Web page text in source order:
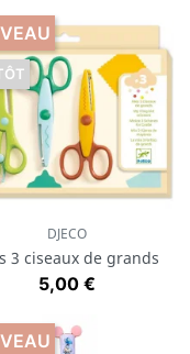
selon l’âge de
DJECO
3 ciseaux de grands
Prix
5,00 €